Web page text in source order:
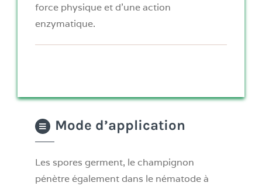
force physique et d’une action
enzymatique.
Mode d’application
Les spores germent, le champignon
pénètre également dans le nématode à